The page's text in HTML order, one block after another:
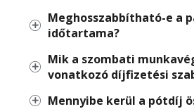
Meghosszabbítható-e a
időtartama?
Mik a szombati
vonatkozó díjfizetési
Mennyibe kerül a pótdíj